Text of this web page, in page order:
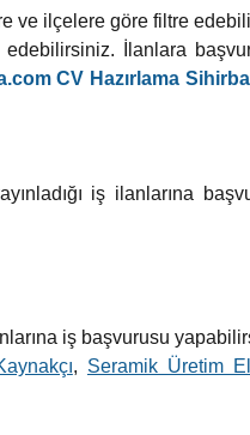
ve ilçelere göre filtre
İlanlara
CV Hazırlama
iş ilanlarına
iş başvurusu
, Seramik Üretim